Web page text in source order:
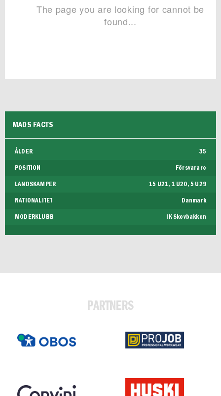
MADS FACTS
ÅLDER 35
POSITION Försvarare
LANDSKAMPER 15 U21, 1 U20, 5 U29
NATIONALITET Danmark
MODERKLUBB IK Skovbakken
PARTNERS